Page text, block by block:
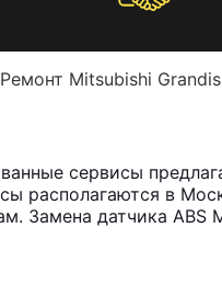
Ремонт Mitsubishi Grandis
сервисы
располагаются в
Замена датчика ABS